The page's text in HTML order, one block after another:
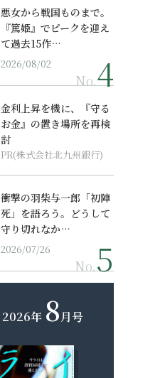
悪女から戦国ものまで。
『篤姫』でピークを迎え
て過去15作…
2026/08/02
No.
金利上昇を機に、『守る
お金』の置き場所を再検
討
PR(株式会社北九州銀行)
衝撃の羽柴与一郎「初陣
死」を語ろう。どうして
守り切れなか…
2026/07/26
No.
2026年 8月号